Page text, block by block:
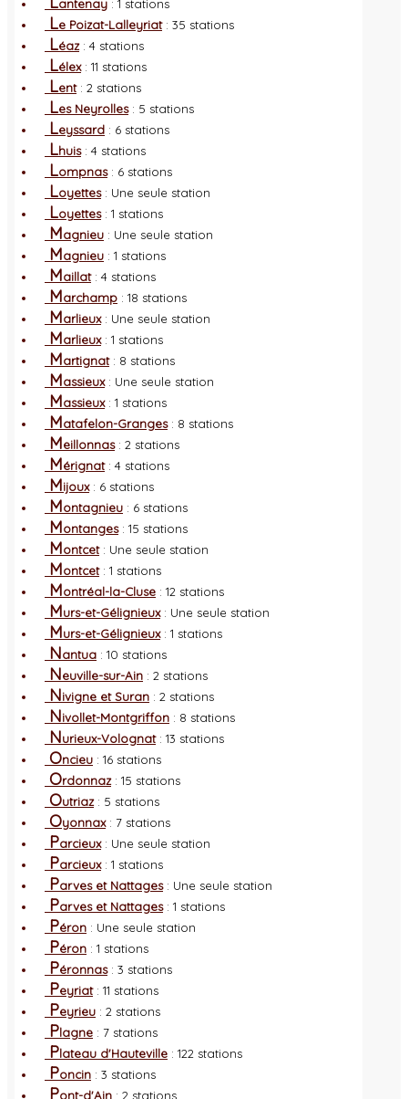
antenay : 1 stations
Le Poizat-Lalleyriat: 35 stations
Léaz: 4 stations
Lélex: 11 stations
Lent: 2 stations
Les Neyrolles: 5 stations
Leyssard : 6 stations
Lhuis: 4 stations
Lompnas: 6 stations
Loyettes: Une seule station
Loyettes: 1 stations
Magnieu : Une seule station
Magnieu : 1 stations
Maillat: 4 stations
Marchamp : 18 stations
Marlieux: Une seule station
Marlieux: 1 stations
Martignat: 8 stations
Massieux: Une seule station
Massieux: 1 stations
Matafelon-Granges: 8 stations
Meillonnas: 2 stations
Mérignat: 4 stations
Mijoux: 6 stations
Montagnieu : 6 stations
Montanges: 15 stations
Montcet: Une seule station
Montcet: 1 stations
Montréal-la-Cluse : 12 stations
Murs-et-Gélignieux: Une seule station
Murs-et-Gélignieux: 1 stations
Nantua : 10 stations
Neuville-sur-Ain : 2 stations
Nivigne et Suran : 2 stations
Nivollet-Montgriffon : 8 stations
Nurieux-Volognat: 13 stations
Oncieu : 16 stations
Ordonnaz: 15 stations
Outriaz: 5 stations
Oyonnax: 7 stations
Parcieux: Une seule station
Parcieux: 1 stations
Parves et Nattages: Une seule station
Parves et Nattages: 1 stations
Péron : Une seule station
Péron : 1 stations
Péronnas: 3 stations
Peyriat: 11 stations
Peyrieu : 2 stations
Plagne : 7 stations
Plateau d'Hauteville : 122 stations
Poncin : 3 stations
Pont-d'Ain : 2 stations